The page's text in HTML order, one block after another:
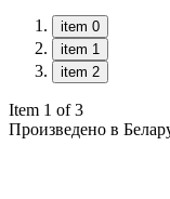
item 0
item 1
item 2
Item 1 of 3
Произведено в